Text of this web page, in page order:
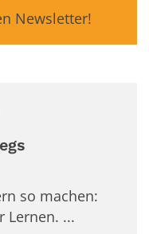
Newsletter!
so machen:
Lernen. ...